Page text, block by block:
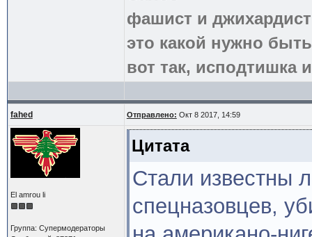
фашист и
это какой нужно
вот так, исподтишка
fahed Отправлено: Окт 8 2017, 14:59
El amrou li
Группа: Супермодераторы
Цитата
Стали известны
спецназовцев,